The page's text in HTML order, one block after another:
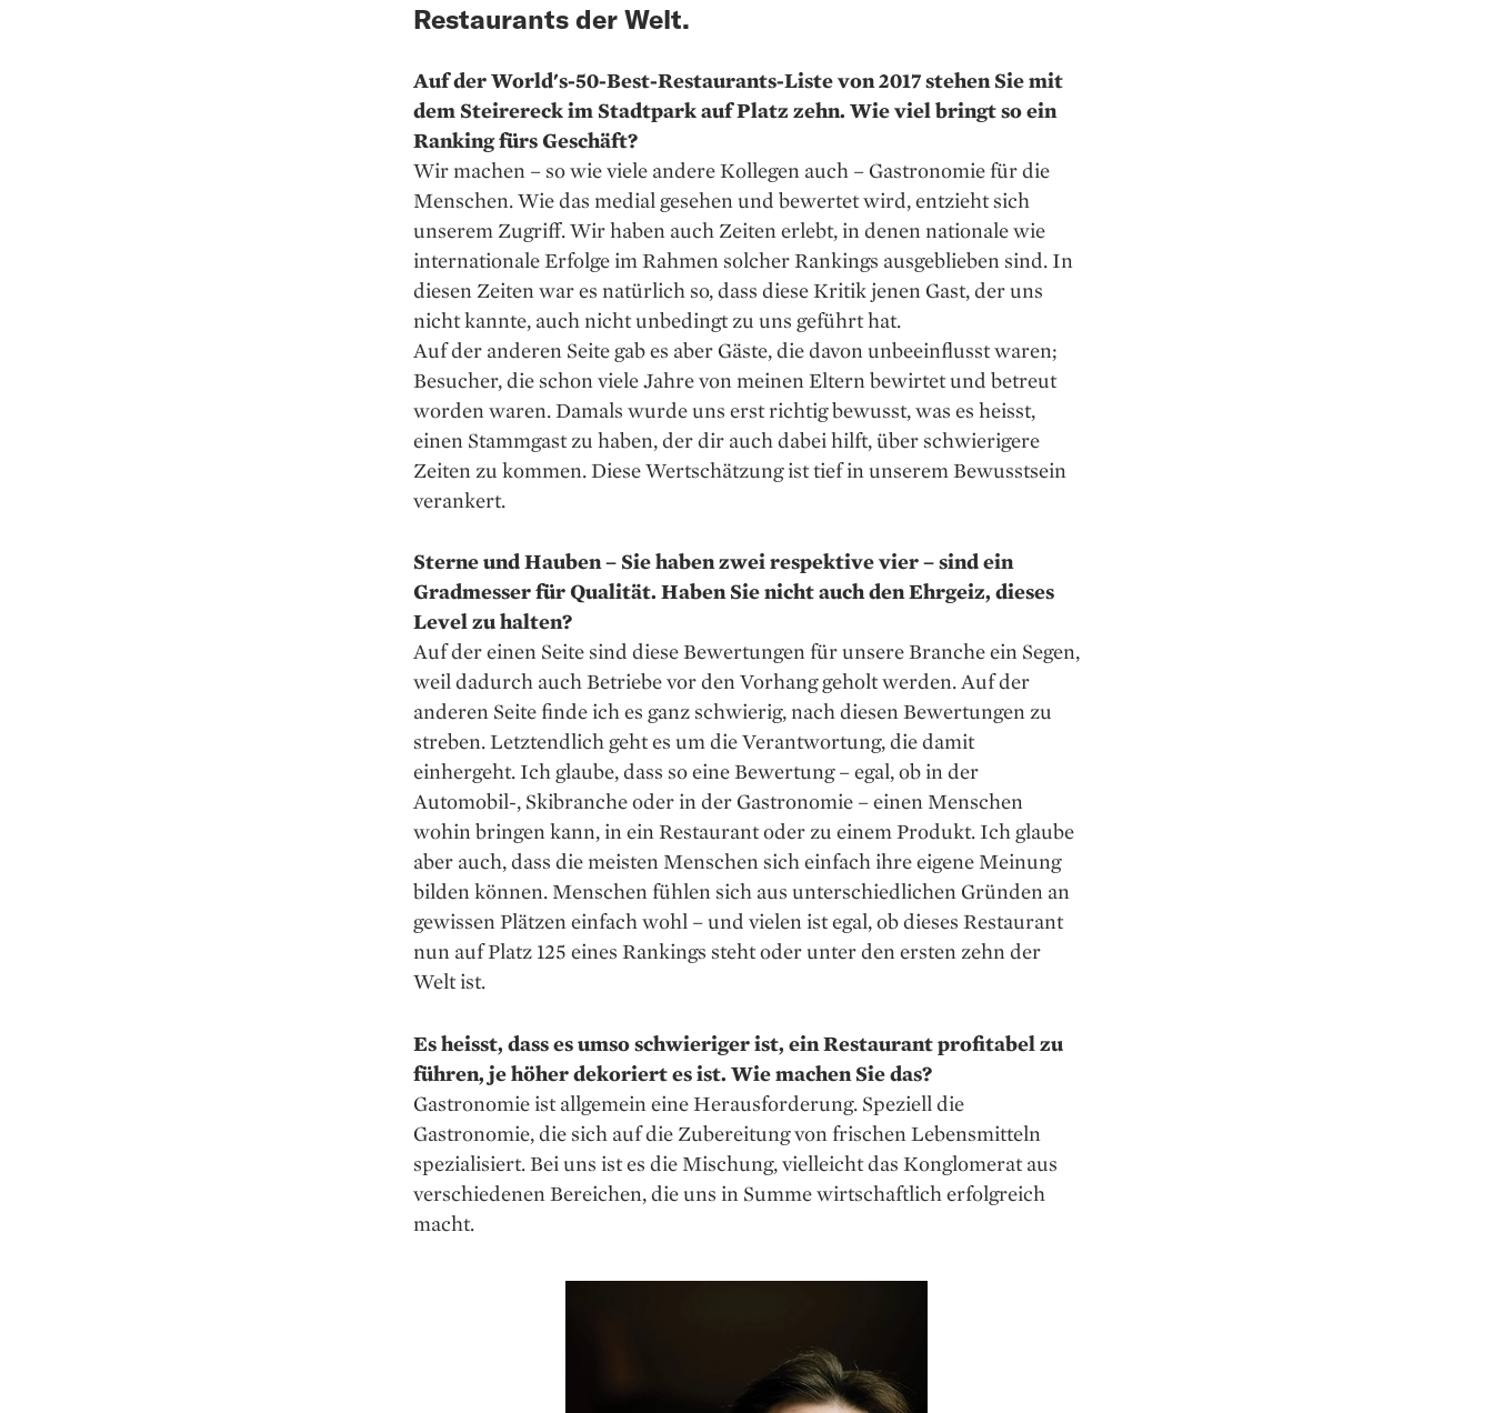
Restaurants der Welt.
Auf der World's-50-Best-Restaurants-Liste von 2017 stehen Sie mit
dem Steirereck im Stadtpark auf Platz zehn. Wie viel bringt so ein
Ranking fürs Geschäft?
Wir machen – so wie viele andere Kollegen auch – Gastronomie für die
Menschen. Wie das medial gesehen und bewertet wird, entzieht sich
unserem Zugriff. Wir haben auch Zeiten erlebt, in denen nationale wie
internationale Erfolge im Rahmen solcher Rankings ausgeblieben sind. In
diesen Zeiten war es natürlich so, dass diese Kritik jenen Gast, der uns
nicht kannte, auch nicht unbedingt zu uns geführt hat.
Auf der anderen Seite gab es aber Gäste, die davon unbeeinflusst ­waren;
Besucher, die schon viele Jahre von meinen Eltern bewirtet und betreut
worden waren. Damals wurde uns erst richtig bewusst, was es heisst,
einen Stammgast zu haben, der dir auch dabei hilft, über schwierigere
Zeiten zu kommen. Diese Wertschätzung ist tief in ­unserem Bewusstsein
verankert.
Sterne und Hauben – Sie haben zwei respektive vier – sind ein
Gradmesser für Qualität. Haben Sie nicht auch den Ehrgeiz, dieses
Level zu halten?
Auf der einen Seite sind diese Bewertungen für unsere Branche ein Segen,
weil dadurch auch Betriebe vor den Vorhang geholt werden. Auf der
anderen Seite finde ich es ganz schwierig, nach diesen ­Bewertungen zu
streben. Letztendlich geht es um die Verantwortung, die damit
einhergeht. Ich glaube, dass so eine Bewertung – egal, ob in der
Automobil-, Skibranche oder in der Gastro­nomie – einen Menschen
wohin bringen kann, in ein Restaurant oder zu einem Produkt. Ich glaube
aber auch, dass die meisten Menschen sich einfach ihre eigene Meinung
bilden können. Menschen fühlen sich aus unterschiedlichen Gründen an
gewissen Plätzen einfach wohl – und vielen ist egal, ob dieses Restaurant
nun auf Platz 125 eines Rankings steht oder unter den ersten zehn der
Welt ist.
Es heisst, dass es umso schwieriger ist, ein Restaurant profitabel zu
führen, je höher dekoriert es ist. Wie machen Sie das?
Gastronomie ist allgemein eine Herausforderung. Speziell die
Gastronomie, die sich auf die Zubereitung von frischen Lebensmitteln
spezialisiert. Bei uns ist es die Mischung, vielleicht das Konglomerat aus
verschiedenen Bereichen, die uns in Summe wirtschaftlich erfolgreich
macht.